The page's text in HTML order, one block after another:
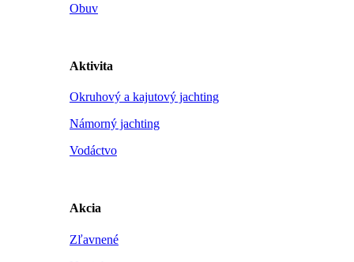
Obuv
Aktivita
Okruhový a kajutový jachting
Námorný jachting
Vodáctvo
Akcia
Zľavnené